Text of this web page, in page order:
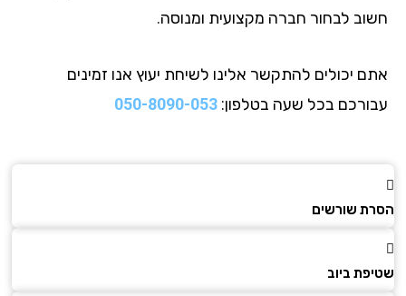
לבחור חברה מקצועית ומנוסה.
יכולים להתקשר אלינו לשיחת יעוץ אנו זמינים
בכל שעה בטלפון:050-8090-053
שורשים
ביוב